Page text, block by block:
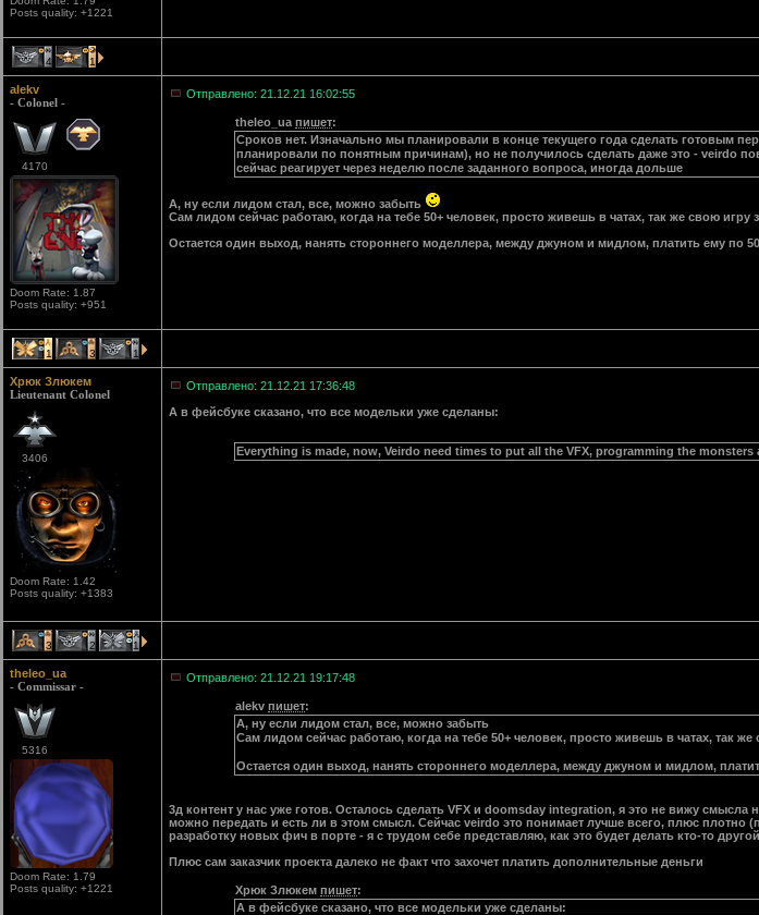
Posts quality: +1221
4 1
alekv
- Colonel -
4170
Doom Rate: 1.87
Posts quality: +951
Отправлено: 21.12.21 16:02:55
theleo_ua пишет:
Сроков нет. Изначально мы планировали в конце текущего года сделать готовым
планировали по понятным причинам), но не получилось сделать даже это - veirdo
сейчас реагирует через неделю после заданного вопроса, иногда дольше
А, ну если лидом стал, все, можно забыть
Сам лидом сейчас работаю, когда на тебе 50+ человек, просто живешь в чатах, так же свою игру
Остается один выход, нанять стороннего моделлера, между джуном и мидлом, платить ему по
1 3 1
Хрюк Злюкем
Lieutenant Colonel
3406
Doom Rate: 1.42
Posts quality: +1383
Отправлено: 21.12.21 17:36:48
А в фейсбуке сказано, что все модельки уже сделаны:
Everything is made, now, Veirdo need times to put all the VFX, programming the
3 2 1
theleo_ua
- Commissar -
5316
Doom Rate: 1.79
Posts quality: +1221
Отправлено: 21.12.21 19:17:48
alekv пишет:
А, ну если лидом стал, все, можно забыть
Сам лидом сейчас работаю, когда на тебе 50+ человек, просто живешь в чатах, так
Остается один выход, нанять стороннего моделлера, между джуном и мидлом,
3д контент у нас уже готов. Осталось сделать VFX и doomsday integration, я это не вижу смысла
можно передать и есть ли в этом смысл. Сейчас veirdo это понимает лучше всего, плюс
разработку новых фич в порте - я с трудом себе представляю, как это будет делать кто-то
Плюс сам заказчик проекта далеко не факт что захочет платить дополнительные деньги
Хрюк Злюкем пишет:
А в фейсбуке сказано, что все модельки уже сделаны: